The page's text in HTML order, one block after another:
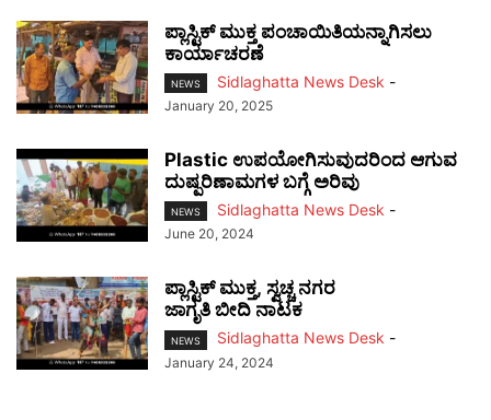
ಪ್ಲಾಸ್ಟಿಕ್ ಮುಕ್ತ ಪಂಚಾಯಿತಿಯನ್ನಾಗಿಸಲು
ಕಾರ್ಯಾಚರಣೆ
NEWS Sidlaghatta News Desk -
January 20, 2025
Plastic ಉಪಯೋಗಿಸುವುದರಿಂದ ಆಗುವ
ದುಷ್ಪರಿಣಾಮಗಳ ಬಗ್ಗೆ ಅರಿವು
NEWS Sidlaghatta News Desk -
June 20, 2024
ಪ್ಲಾಸ್ಟಿಕ್ ಮುಕ್ತ, ಸ್ವಚ್ಚ ನಗರ
ಜಾಗೃತಿ ಬೀದಿ ನಾಟಕ
NEWS Sidlaghatta News Desk -
January 24, 2024